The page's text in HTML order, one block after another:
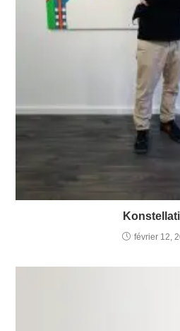
février 12,